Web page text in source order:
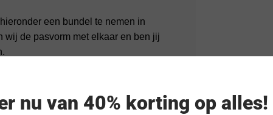
een bundel te nemen in
wij de pasvorm met elkaar en ben jij
nu van 40% korting op alles!